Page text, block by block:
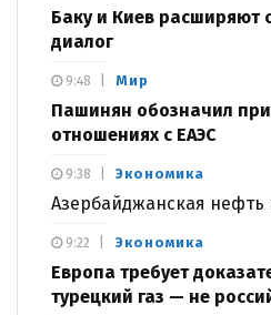
Баку и Киев расширяют
диалог
Мир
Пашинян обозначил
отношениях с ЕАЭС
9:48
Экономика
Азербайджанская нефть
9:38
Экономика
Европа требует
турецкий газ — не
9:22